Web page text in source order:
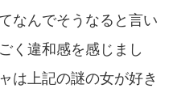
なんでそうなると言い
く違和感を感じまし
は上記の謎の女が好き